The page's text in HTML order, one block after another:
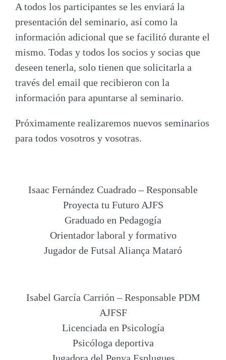
A todos los participantes se les enviará la
presentación del seminario, así como la
información adicional que se facilitó durante el
mismo. Todas y todos los socios y socias que
deseen tenerla, solo tienen que solicitarla a
través del email que recibieron con la
información para apuntarse al seminario.
Próximamente realizaremos nuevos seminarios
para todos vosotros y vosotras.
Isaac Fernández Cuadrado – Responsable
Proyecta tu Futuro AJFS
Graduado en Pedagogía
Orientador laboral y formativo
Jugador de Futsal Aliança Mataró
Isabel García Carrión – Responsable PDM
AJFSF
Licenciada en Psicología
Psicóloga deportiva
Jugadora del Penya Esplugues